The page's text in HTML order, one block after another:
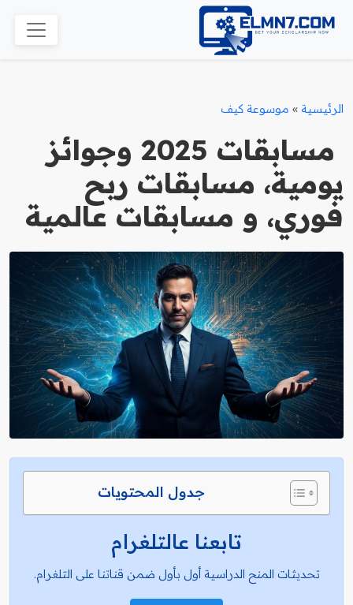
الرئيسية » موسوعة كيف
مسابقات 2025 وجوائز
يومية، مسابقات ربح
فوري، و مسابقات عالمية
جدول المحتويات
تابعنا عالتلغرام
تحديثات المنح الدراسية أول بأول ضمن قناتنا على التلغرام.